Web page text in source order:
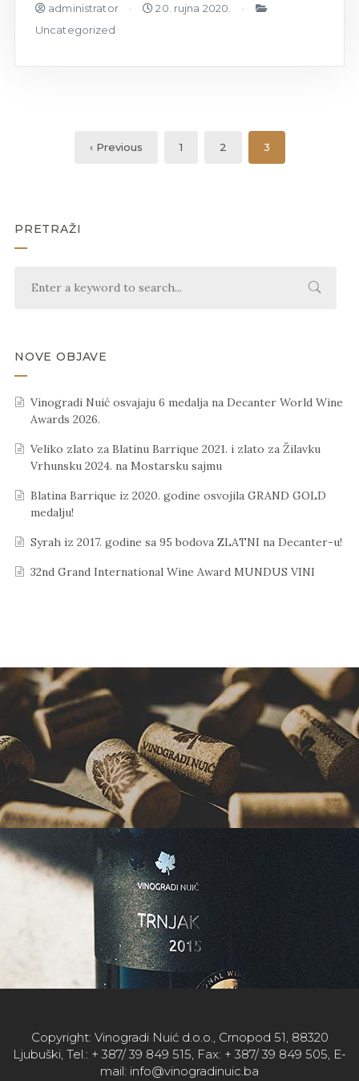
administrator
20. rujna 2020.
Uncategorized
‹ Previous 1 2 3
PRETRAŽI
NOVE OBJAVE
Vinogradi Nuić osvajaju 6 medalja na Decanter World Wine
Awards 2026.
Veliko zlato za Blatinu Barrique 2021. i zlato za Žilavku
Vrhunsku 2024. na Mostarsku sajmu
Blatina Barrique iz 2020. godine osvojila GRAND GOLD
medalju!
Syrah iz 2017. godine sa 95 bodova ZLATNI na Decanter-u!
32nd Grand International Wine Award MUNDUS VINI
Copyright: Vinogradi Nuić d.o.o., Crnopod 51, 88320
Ljubuški, Tel.: + 387/ 39 849 515, Fax: + 387/ 39 849 505, E-
mail: info@vinogradinuic.ba